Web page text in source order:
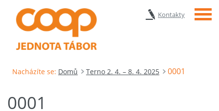
Kontakty Menu
Nacházíte se: Domů Terno 2. 4. – 8. 4. 2025 0001
0001